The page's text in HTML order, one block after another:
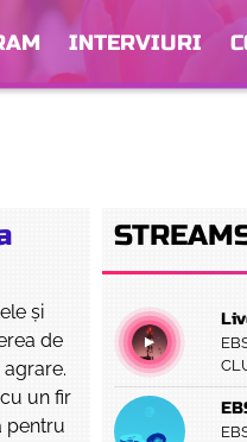
INTERVIURI
şi
de
un fir
pentru